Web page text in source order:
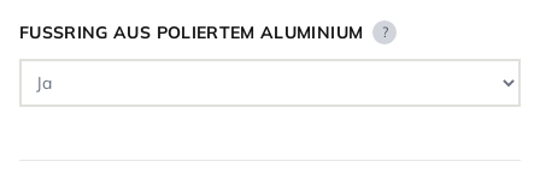
FUSSRING AUS POLIERTEM ALUMINIUM ?